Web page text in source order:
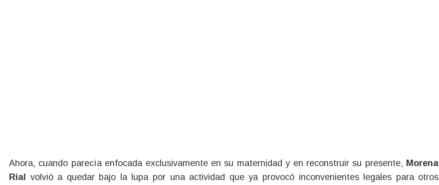
Ahora, cuando parecía enfocada exclusivamente en su maternidad y en reconstruir su presente, Morena
Rial volvió a quedar bajo la lupa por una actividad que ya provocó inconvenientes legales para otros